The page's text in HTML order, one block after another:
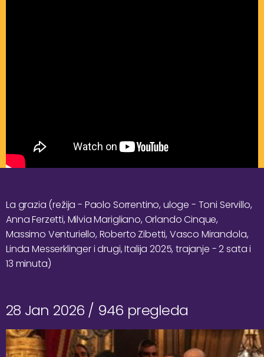
La grazia (režija - Paolo Sorrentino, uloge - Toni Servillo,
Anna Ferzetti, Milvia Marigliano, Orlando Cinque,
Massimo Venturiello, Roberto Zibetti, Vasco Mirandola,
Linda Messerklinger i drugi, Italija 2025, trajanje - 2 sata i
13 minuta)
28 Jan 2026 / 946 pregleda